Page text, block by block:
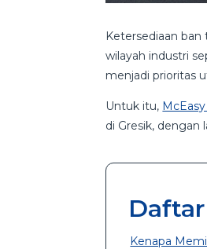
Ketersediaan
wilayah industri
menjadi prioritas
Untuk itu,
di Gresik,
Kenapa